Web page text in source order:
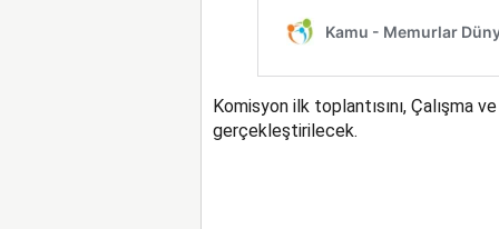
Komisyon ilk toplantısını, Çalışma
gerçekleştirilecek.